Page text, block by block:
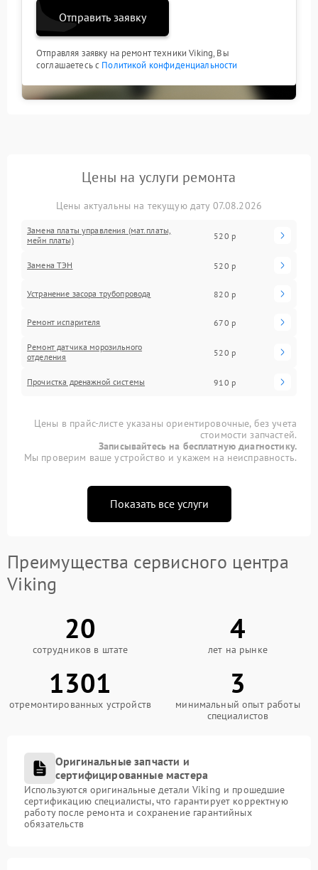
Отправить заявку
Отправляя заявку на ремонт техники Viking, Вы
соглашаетесь с Политикой конфиденциальности
Цены на услуги ремонта
Цены актуальны на текущую дату 07.08.2026
Замена платы управления (мат.платы,
мейн платы)
520 р
Замена ТЭН 520 р
Устранение засора трубопровода 820 р
Ремонт испарителя 670 р
Ремонт датчика морозильного
отделения
520 р
Прочистка дренажной системы 910 р
Цены в прайс-листе указаны ориентировочные, без учета
стоимости запчастей.
Записывайтесь на бесплатную диагностику.
Мы проверим ваше устройство и укажем на неисправность.
Показать все услуги
Преимущества сервисного центра
Viking
20
сотрудников в штате
4
лет на рынке
1301
отремонтированных устройств
3
минимальный опыт работы
специалистов
Оригинальные запчасти и
сертифицированные мастера
Используются оригинальные детали Viking и прошедшие
сертификацию специалисты, что гарантирует корректную
работу после ремонта и сохранение гарантийных
обязательств